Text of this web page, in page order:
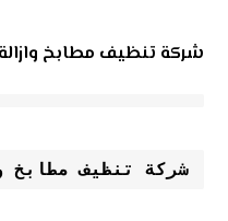
شركة تنظيف مطابخ
شركة تنظيف مطابخ